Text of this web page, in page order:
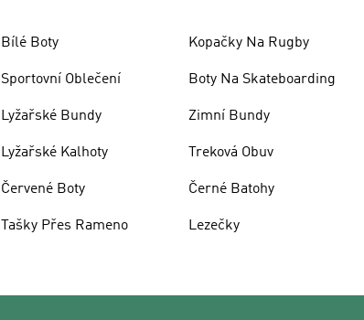
Bílé Boty
Sportovní Oblečení
Lyžařské Bundy
Lyžařské Kalhoty
Červené Boty
Tašky Přes Rameno
Kopačky Na Rugby
Boty Na Skateboarding
Zimní Bundy
Treková Obuv
Černé Batohy
Lezečky